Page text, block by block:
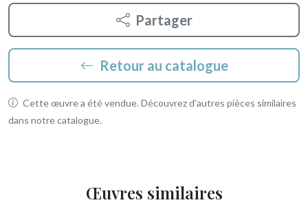
Partager
Retour au catalogue
Cette œuvre a été vendue. Découvrez d'autres pièces similaires
dans notre catalogue.
Œuvres similaires